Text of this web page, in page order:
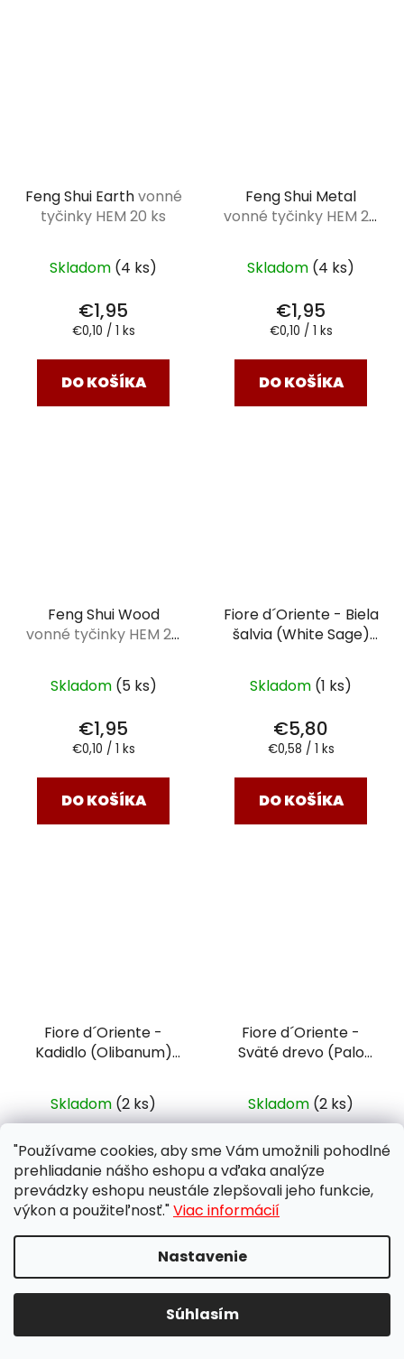
"Používame cookies, aby sme Vám umožnili pohodlné
prehliadanie nášho eshopu a vďaka analýze
prevádzky eshopu neustále zlepšovali jeho funkcie,
výkon a použiteľnosť."Viac informácií
Nastavenie
Súhlasím
Feng Shui Earthvonné
tyčinky HEM 20 ks
Skladom (4 ks)
€1,95
Jednotková
€0,10 / 1 ks
DO KOŠÍKA
Feng Shui Metal
vonné tyčinky HEM 20
Skladom (4 ks)
€1,95
Jednotková
€0,10 / 1 ks
DO KOŠÍKA
Feng Shui Wood
vonné tyčinky HEM 20
Skladom (5 ks)
€1,95
Jednotková
€0,10 / 1 ks
DO KOŠÍKA
Fiore d´Oriente - Biela
šalvia (White Sage)
dhoop 10 ks
Skladom (1 ks)
€5,80
Jednotková
€0,58 / 1 ks
DO KOŠÍKA
Fiore d´Oriente -
Kadidlo (Olibanum)
dhoop 10 ks
Skladom (2 ks)
€5,80
Jednotková
cena:
€0,58 / 1 ks
DO KOŠÍKA
Fiore d´Oriente -
Sväté drevo (Palo
typu dhoop
Skladom (2 ks)
€5,80
Jednotková
cena:
€0,58 / 1 ks
DO KOŠÍKA